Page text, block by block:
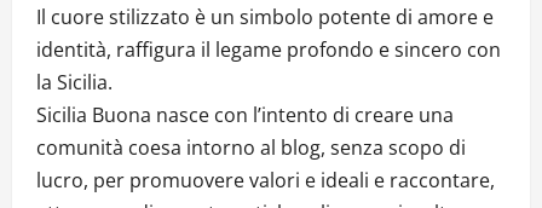
Il cuore stilizzato è un simbolo potente di amore e
identità, raffigura il legame profondo e sincero con
la Sicilia.
Sicilia Buona nasce con l’intento di creare una
comunità coesa intorno al blog, senza scopo di
lucro, per promuovere valori e ideali e raccontare,